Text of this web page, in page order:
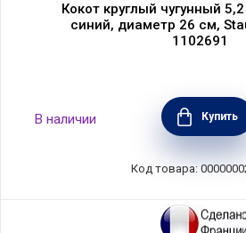
Кокот круглый чугунный
синий, диаметр 26 см,
1102691
В наличии Купить
Код товара: